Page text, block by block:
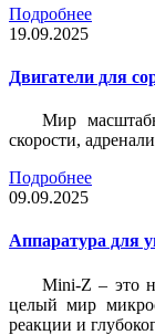
Подробнее
19.09.2025
Двигатели для
Мир
скорости,
Подробнее
09.09.2025
Аппаратура для
Mini-Z – это
целый мир
реакции и